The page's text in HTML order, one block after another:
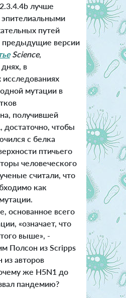
лучше
эпителиальными
путей
предыдущие версии
Science,
в
мутации в
получившей
достаточно, чтобы
с белка
птичьего
человеческого
считали, что
как
основанное всего
«означает, что
выше», -
Полсон из Scripps
из авторов
же H5N1 до
пандемию?